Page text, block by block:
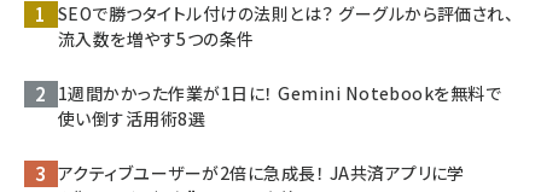
SEOで勝つタイトル付けの法則とは？ グーグルから評価され、
流入数を増やす5つの条件
1週間かかった作業が1日に！ Gemini Notebookを無料で
使い倒す活用術8選
アクティブユーザーが2倍に急成長！ JA共済アプリに学